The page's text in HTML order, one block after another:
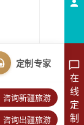
更多地图
在
线
定
制
定制专家
咨询新疆旅游
咨询出疆旅游